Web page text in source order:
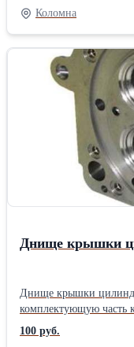
маневровых
Дизельмаш» имеет
дизелей в заводских
бригады по месту
Коломна
Днище крышки
Днище крышки
комплектующую часть
размерности 23/30 и
тепловозах М62.
100 руб.